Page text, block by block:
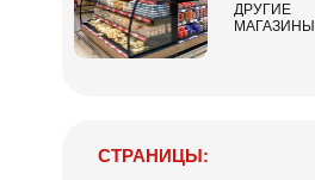
ДРУГИЕ
МАГАЗИНЫ
СТРАНИЦЫ: